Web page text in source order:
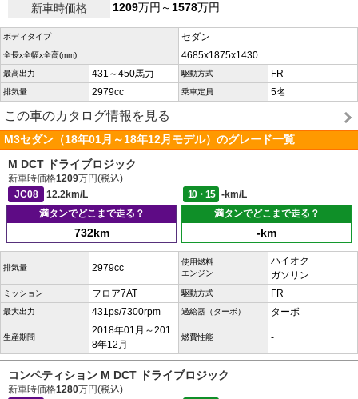
新車時価格
1209万円～1578万円
ボディタイプ セダン
全長x全幅x全高(mm) 4685x1875x1430
最高出力 431～450馬力 駆動方式 FR
排気量 2979cc 乗車定員 5名
この車のカタログ情報を見る
M3セダン（18年01月～18年12月モデル）のグレード一覧
M DCT ドライブロジック
新車時価格1209万円(税込)
JC08
12.2km/L 10・15
-km/L
満タンでどこまで走る？
732km
満タンでどこまで走る？
-km
排気量 2979cc
使用燃料
エンジン
ハイオク
ガソリン
ミッション フロア7AT 駆動方式 FR
最大出力 431ps/7300rpm 過給器（ターボ） ターボ
生産期間
2018年01月～201
8年12月
燃費性能 -
コンペティション M DCT ドライブロジック
新車時価格1280万円(税込)